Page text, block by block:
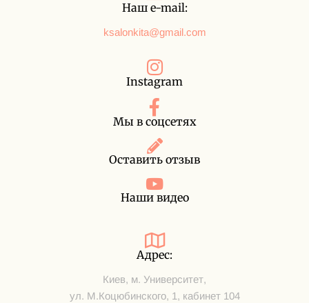
Наш e-mail:
ksalonkita@gmail.com
Instagram
Мы в соцсетях
Оставить отзыв
Наши видео
Адрес:
Киев, м. Университет,
ул. М.Коцюбинского, 1, кабинет 104